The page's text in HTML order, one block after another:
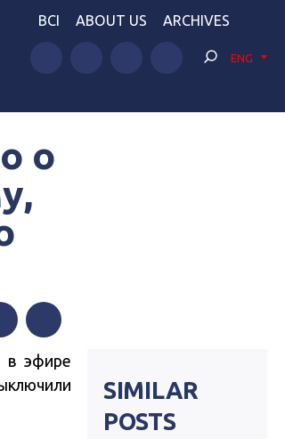
BCI ABOUT US ARCHIVES
ENG
о
Telegram
в эфире
SIMILAR
POSTS